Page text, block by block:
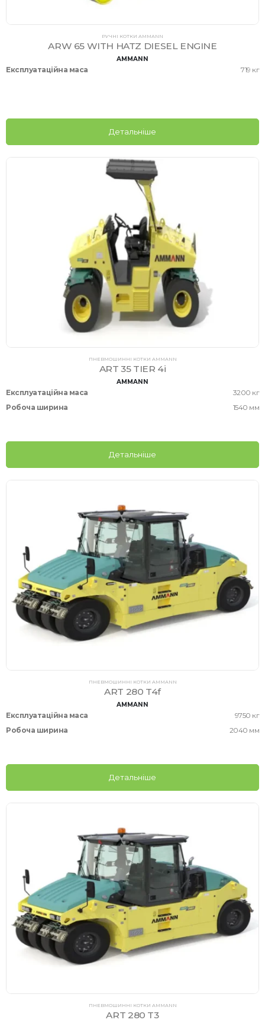
РУЧНІ КОТКИ AMMANN
ARW 65 WITH HATZ DIESEL ENGINE
AMMANN
Експлуатаційна маса 719 кг
Детальніше
ПНЕВМОШИННІ КОТКИ AMMANN
ART 35 TIER 4i
AMMANN
Експлуатаційна маса
3200 кг
Робоча ширина
1540 мм
Детальніше
ПНЕВМОШИННІ КОТКИ AMMANN
ART 280 T4f
AMMANN
Експлуатаційна маса
9750 кг
Робоча ширина
2040 мм
Детальніше
ПНЕВМОШИННІ КОТКИ AMMANN
ART 280 T3